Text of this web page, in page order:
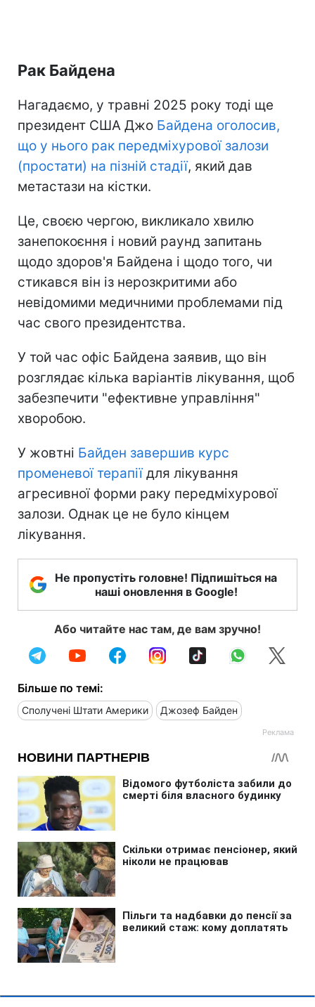
Рак Байдена
Нагадаємо, у травні 2025 року тоді ще
президент США Джо Байдена оголосив,
що у нього рак передміхурової залози
(простати) на пізній стадії, який дав
метастази на кістки.
Це, своєю чергою, викликало хвилю
занепокоєння і новий раунд запитань
щодо здоров'я Байдена і щодо того, чи
стикався він із нерозкритими або
невідомими медичними проблемами під
час свого президентства.
У той час офіс Байдена заявив, що він
розглядає кілька варіантів лікування, щоб
забезпечити "ефективне управління"
хворобою.
У жовтні Байден завершив курс
променевої терапіїдля лікування
агресивної форми раку передміхурової
залози. Однак це не було кінцем
лікування.
Не пропустіть головне! Підпишіться на
наші оновлення в Google!
Або читайте нас там, де вам зручно!
Більше по темі:
Сполучені Штати Америки Джозеф Байден